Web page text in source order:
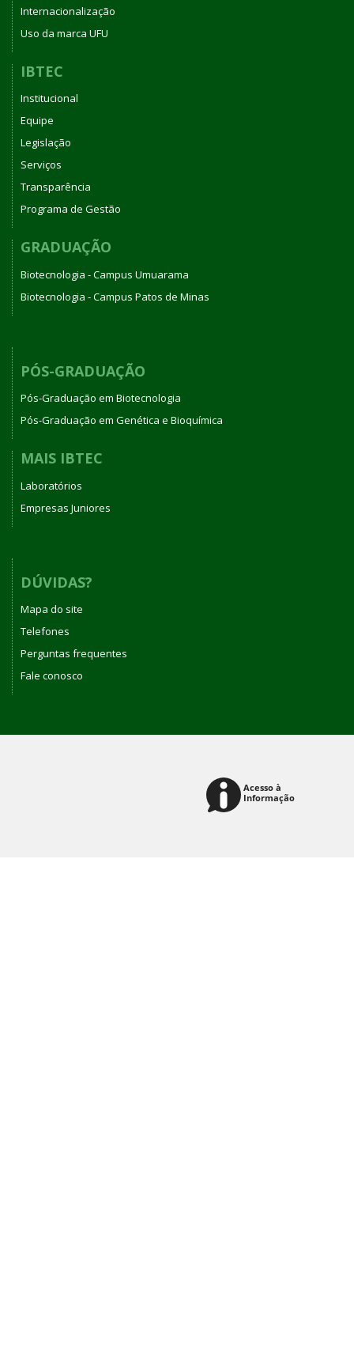
Internacionalização
Uso da marca UFU
IBTEC
Institucional
Equipe
Legislação
Serviços
Transparência
Programa de Gestão
GRADUAÇÃO
Biotecnologia - Campus Umuarama
Biotecnologia - Campus Patos de Minas
PÓS-GRADUAÇÃO
Pós-Graduação em Biotecnologia
Pós-Graduação em Genética e Bioquímica
MAIS IBTEC
Laboratórios
Empresas Juniores
DÚVIDAS?
Mapa do site
Telefones
Perguntas frequentes
Fale conosco